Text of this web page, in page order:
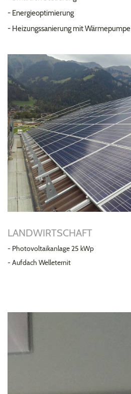
- Energieoptimierung
- Heizungssanierung mit Wärmepumpe
LANDWIRTSCHAFT
- Photovoltaikanlage 25 kWp
- Aufdach Welleternit